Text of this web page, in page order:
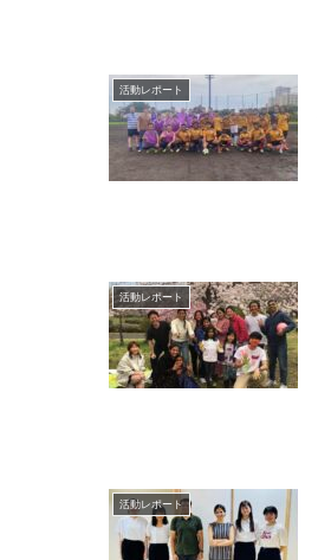
活動レポート
活動レポート
活動レポート